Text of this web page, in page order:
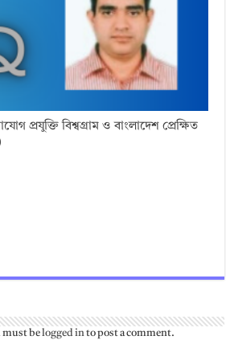
প্রযুক্তি বিশ্বগ্রাম ও বাংলাদেশ প্রেক্ষিত
must belogged into post a comment.